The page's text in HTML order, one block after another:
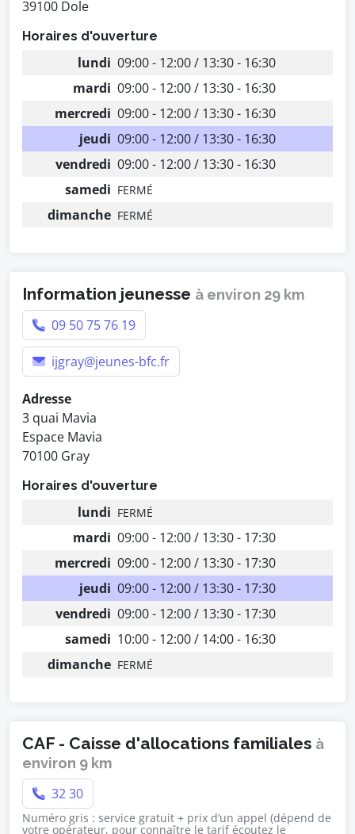
39100 Dole
Horaires d'ouverture
lundi 09:00 - 12:00 / 13:30 - 16:30
mardi 09:00 - 12:00 / 13:30 - 16:30
mercredi 09:00 - 12:00 / 13:30 - 16:30
jeudi 09:00 - 12:00 / 13:30 - 16:30
vendredi 09:00 - 12:00 / 13:30 - 16:30
samedi FERMÉ
dimanche FERMÉ
Information jeunesse à environ 29 km
09 50 75 76 19
ijgray@jeunes-bfc.fr
Adresse
3 quai Mavia
Espace Mavia
70100 Gray
Horaires d'ouverture
lundi FERMÉ
mardi 09:00 - 12:00 / 13:30 - 17:30
mercredi 09:00 - 12:00 / 13:30 - 17:30
jeudi 09:00 - 12:00 / 13:30 - 17:30
vendredi 09:00 - 12:00 / 13:30 - 17:30
samedi 10:00 - 12:00 / 14:00 - 16:30
dimanche FERMÉ
CAF - Caisse d'allocations familiales à
environ 9 km
32 30
Numéro gris : service gratuit + prix d’un appel (dépend de
votre opérateur, pour connaître le tarif écoutez le